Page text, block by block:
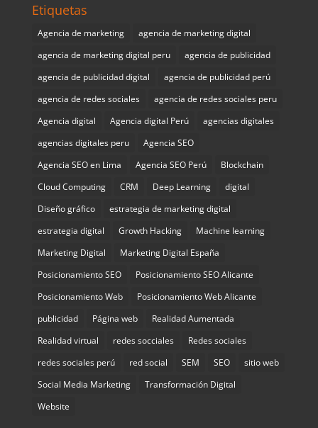
Etiquetas
Agencia de marketing
agencia de marketing digital
agencia de marketing digital peru
agencia de publicidad
agencia de publicidad digital
agencia de publicidad perú
agencia de redes sociales
agencia de redes sociales peru
Agencia digital
Agencia digital Perú
agencias digitales
agencias digitales peru
Agencia SEO
Agencia SEO en Lima
Agencia SEO Perú
Blockchain
Cloud Computing
CRM Deep Learning
digital
Diseño gráfico
estrategia de marketing digital
estrategia digital
Growth Hacking
Machine learning
Marketing Digital
Marketing Digital España
Posicionamiento SEO
Posicionamiento SEO Alicante
Posicionamiento Web
Posicionamiento Web Alicante
publicidad
Página web
Realidad Aumentada
Realidad virtual
redes socciales
Redes sociales
redes sociales perú
red social SEM SEO
sitio web
Social Media Marketing
Transformación Digital
Website